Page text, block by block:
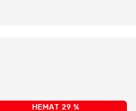
HEMAT 29 %